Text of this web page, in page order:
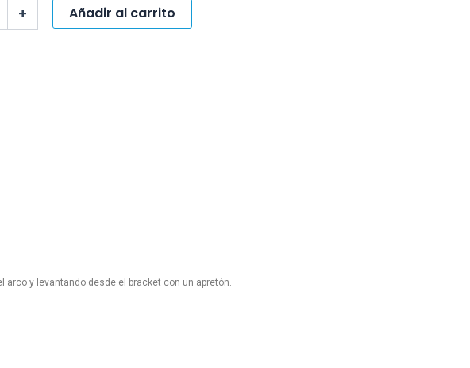
+ Añadir al carrito
y levantando desde el bracket con un apretón.